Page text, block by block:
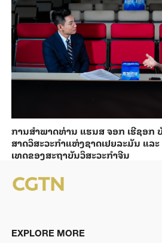
ການ​ສຳ​ພາດ​ທ່ານ ແຮນ​ສ ຈອກ ເຮີ​ຊອກ
ສາດວິ​ສະ​ວະ​ກຳ​ແຫ່ງ​ຊາດ​ເຢຍ​ລະ​ມັນ ແລ
ເທດ​ຂອງສະ​ຖາ​ບັນ​ວິ​ສະ​ວະ​ກຳ​ຈີນ
EXPLORE MORE